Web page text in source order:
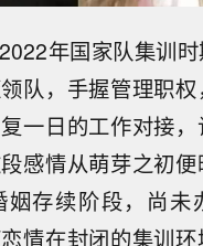
年国家队集训
队，手握管理职
一日的工作对接
感情从萌芽之初便
姻存续阶段，尚未
情在封闭的集训